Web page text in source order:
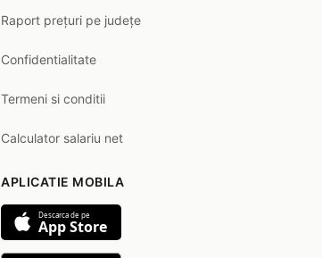
Raport prețuri pe județe
Confidentialitate
Termeni si conditii
Calculator salariu net
APLICATIE MOBILA
Descarca de pe
App Store